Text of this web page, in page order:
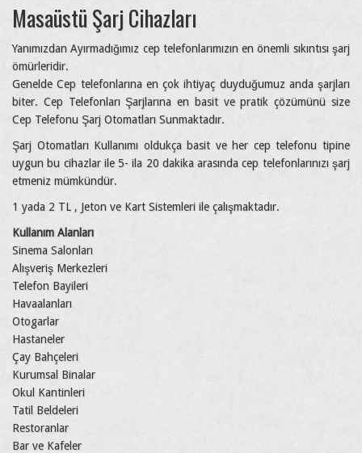
Masaüstü Şarj Cihazları
Yanımızdan Ayırmadığımız cep telefonlarımızın en önemli sıkıntısı şarj
ömürleridir.
Genelde Cep telefonlarına en çok ihtiyaç duyduğumuz anda şarjları
biter. Cep Telefonları Şarjlarına en basit ve pratik çözümünü size
Cep Telefonu Şarj Otomatları Sunmaktadır.
Şarj Otomatları Kullanımı oldukça basit ve her cep telefonu tipine
uygun bu cihazlar ile 5- ila 20 dakika arasında cep telefonlarınızı şarj
etmeniz mümkündür.
1 yada 2 TL , Jeton ve Kart Sistemleri ile çalışmaktadır.
Kullanım Alanları
Sinema Salonları
Alışveriş Merkezleri
Telefon Bayileri
Havaalanları
Otogarlar
Hastaneler
Çay Bahçeleri
Kurumsal Binalar
Okul Kantinleri
Tatil Beldeleri
Restoranlar
Bar ve Kafeler